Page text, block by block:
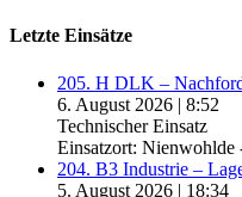
Letzte Einsätze
205. H DLK –
6. August 2026 | 8:52
Technischer Einsatz
Einsatzort: Nienwohlde
204. B3 Industrie –
5. August 2026 | 18:34